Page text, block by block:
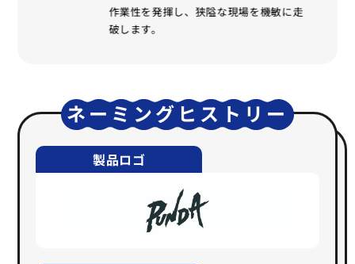
作業性を発揮し、狭隘な現場を機敏に走
破します。
ネーミングヒストリー
製品ロゴ